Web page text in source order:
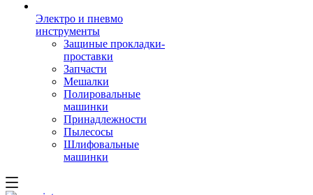
Электро и пневмо
инструменты
Защиные прокладки-
проставки
Запчасти
Мешалки
Полировальные
машинки
Принадлежности
Пылесосы
Шлифовальные
машинки